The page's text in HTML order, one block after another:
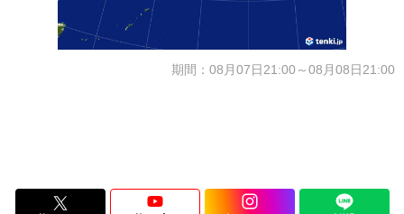
期間：08月07日21:00～08月08日21:00